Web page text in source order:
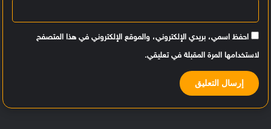
احفظ اسمي، بريدي الإلكتروني، والموقع الإلكتروني في هذا المتصفح
لاستخدامها المرة المقبلة في تعليقي.